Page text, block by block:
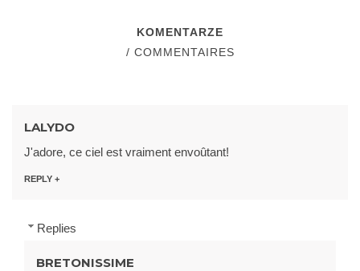
KOMENTARZE
/ COMMENTAIRES
LALYDO
J'adore, ce ciel est vraiment envoûtant!
REPLY
Replies
BRETONISSIME